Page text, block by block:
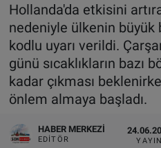
Hollanda'da etkisini
nedeniyle ülkenin
kodlu uyarı verildi.
günü sıcaklıkların bazı
kadar çıkması
önlem almaya başladı.
HABER MERKEZI
EDITÖR
AVUSTURYA
SAĞLIK - YAŞAM
BİLİM-TEKNOLOJİ
DÜNYA
BİLİM-TEKNOLOJİ
SAĞLIK
FOTO GALERİ
Tüm Manşetler
Son Dakika Haberleri
Haber Arşivi